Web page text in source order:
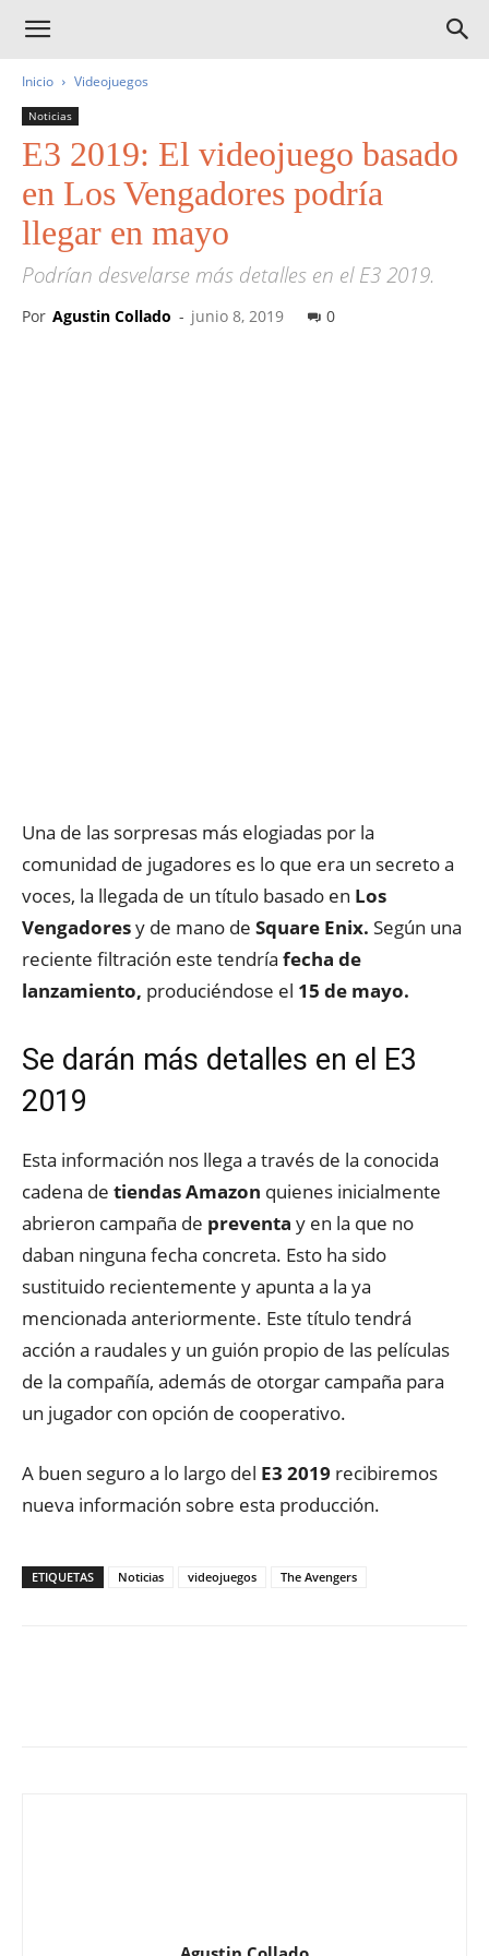
Inicio Videojuegos
Noticias
E3 2019: El videojuego basado
en Los Vengadores podría
llegar en mayo
Podrían desvelarse más detalles en el E3 2019.
Por Agustin Collado - junio 8, 2019 0
Una de las sorpresas más elogiadas por la
comunidad de jugadores es lo que era un secreto a
voces, la llegada de un título basado en Los
Vengadoresy de mano de Square Enix. Según una
reciente filtración este tendría fecha de
lanzamiento, produciéndose el 15 de mayo.
Se darán más detalles en el E3
2019
Esta información nos llega a través de la conocida
cadena de tiendas Amazon quienes inicialmente
abrieron campaña de preventa y en la que no
daban ninguna fecha concreta. Esto ha sido
sustituido recientemente y apunta a la ya
mencionada anteriormente. Este título tendrá
acción a raudales y un guión propio de las películas
de la compañía, además de otorgar campaña para
un jugador con opción de cooperativo.
A buen seguro a lo largo del E3 2019 recibiremos
nueva información sobre esta producción.
ETIQUETAS Noticias videojuegos The Avengers